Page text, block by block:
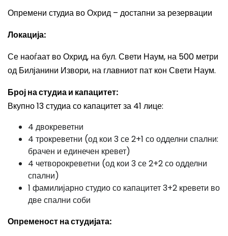
Опремени студиа во Охрид – достапни за резервации
Локација:
Се наоѓаат во Охрид, на бул. Свети Наум, на 500 метри
од Билјанини Извори, на главниот пат кон Свети Наум.
Број на студиа и капацитет:
Вкупно 13 студиа со капацитет за 41 лице:
4 двокреветни
4 трокреветни (од кои 3 се 2+1 со одделни спални:
брачен и единечен кревет)
4 четворокреветни (од кои 3 се 2+2 со одделни
спални)
1 фамилијарно студио со капацитет 3+2 кревети во
две спални соби
Опременост на студијата: